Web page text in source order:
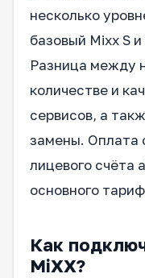
несколько
базовый Mixx S
Разница между
количестве и
сервисов, а
замены. Оплата
лицевого счёта
основного
Как
MiXX?